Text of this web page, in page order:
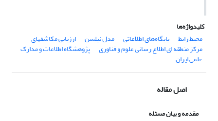
کلیدواژه‌ها
محیط رابط
پایگاه‌های اطلاعاتی مدل نیلسن ارزیابی مکاشفه‎ای
مرکز منطقه ای اطلاع رسانی علوم و فناوری پژوهشگاه اطلاعات و مدارک
علمی ایران
اصل مقاله
مقدمه و بیان مسئله